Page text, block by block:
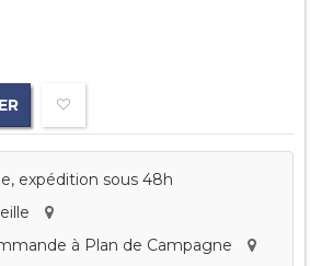
expédition sous 48h
à Plan de Campagne